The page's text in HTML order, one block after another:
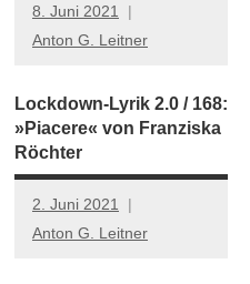
8. Juni 2021
Anton G. Leitner
Lockdown-Lyrik 2.0 / 168:
»Piacere« von Franziska
Röchter
2. Juni 2021
Anton G. Leitner